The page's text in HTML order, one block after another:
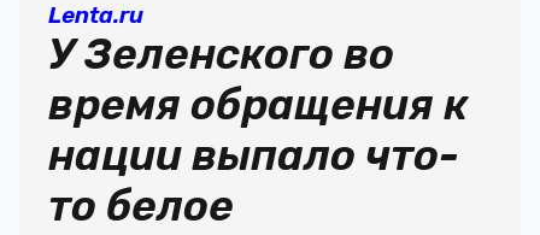
Lenta.ru
У Зеленского во
время обращения к
нации выпало что-
то белое